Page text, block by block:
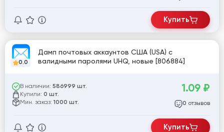
Купить
0.0
Дамп почтовых аккаунтов США (USA) с
валидными паролями UHQ, новые [806884]
В наличии: 586999 шт.
Купили: 0 шт.
Мин. заказ: 1000 шт.
1.09 ₽
0 отзывов
Купить